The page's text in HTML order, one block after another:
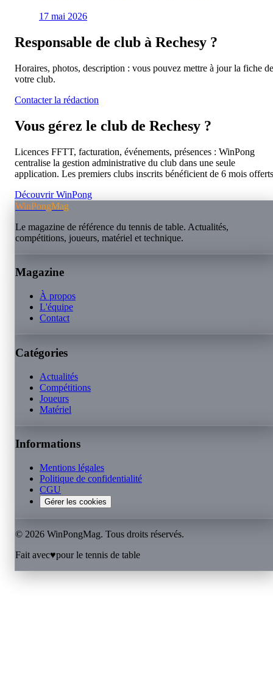
17 mai 2026
Responsable de club à Rechesy ?
Horaires, photos, description : vous pouvez mettre à jour la fiche de
votre club.
Contacter la rédaction
Vous gérez le club de Rechesy ?
Licences FFTT, facturation, événements, présences : WinPong
centralise la gestion administrative du club dans une seule
application. Les premiers clubs inscrits bénéficient de 6 mois
Découvrir WinPong
WinPongMag
Le magazine de référence du tennis de table. Actualités,
compétitions, joueurs, matériel et technique.
Magazine
À propos
L'équipe
Contact
Catégories
Actualités
Compétitions
Joueurs
Matériel
Informations
Mentions légales
Politique de confidentialité
CGU
Gérer les cookies
© 2026 WinPongMag. Tous droits réservés.
Fait avec♥pour le tennis de table